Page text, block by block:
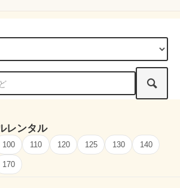
レンタル
100 110 120 125 130 140
170